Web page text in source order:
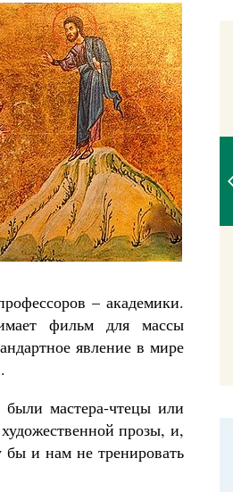
– академики.
фильм для массы
явление в мире
мастера-чтецы или
прозы, и,
и нам не тренировать
святого
Роман Котов